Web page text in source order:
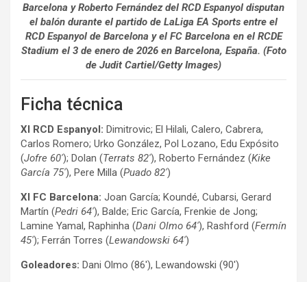
Barcelona y Roberto Fernández del RCD Espanyol disputan
el balón durante el partido de LaLiga EA Sports entre el
RCD Espanyol de Barcelona y el FC Barcelona en el RCDE
Stadium el 3 de enero de 2026 en Barcelona, ​​España. (Foto
de Judit Cartiel/Getty Images)
Ficha técnica
XI RCD Espanyol: Dimitrovic; El Hilali, Calero, Cabrera,
Carlos Romero; Urko González, Pol Lozano, Edu Expósito
(Jofre 60′); Dolan (Terrats 82′), Roberto Fernández (Kike
García 75′), Pere Milla (Puado 82′)
XI FC Barcelona: Joan García; Koundé, Cubarsi, Gerard
Martín (Pedri 64′), Balde; Eric García, Frenkie de Jong;
Lamine Yamal, Raphinha (Dani Olmo 64′), Rashford (Fermín
45′); Ferrán Torres (Lewandowski 64′)
Goleadores: Dani Olmo (86′), Lewandowski (90′)